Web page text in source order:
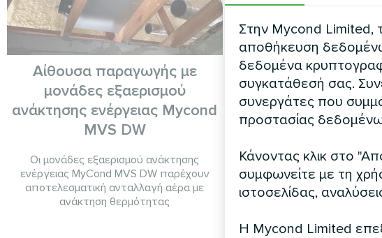
Αίθουσα παραγωγής με
μονάδες εξαερισμού
ανάκτησης ενέργειας Mycond
MVS DW
Οι μονάδες εξαερισμού ανάκτησης
ενέργειας MyCond MVS DW παρέχουν
αποτελεσματική ανταλλαγή αέρα με
ανάκτηση θερμότητας
Εξοχικό σπίτι
θερμότητας
BeeHeat MHS-
αποτελεσματική
Στην Mycond Limited,
αποθήκευση
δεδομένα
συγκατάθεσή σας.
συνεργάτες που
προστασίας
Κάνοντας κλικ στο
συμφωνείτε με τη
ιστοσελίδας,
Η Mycond Limited